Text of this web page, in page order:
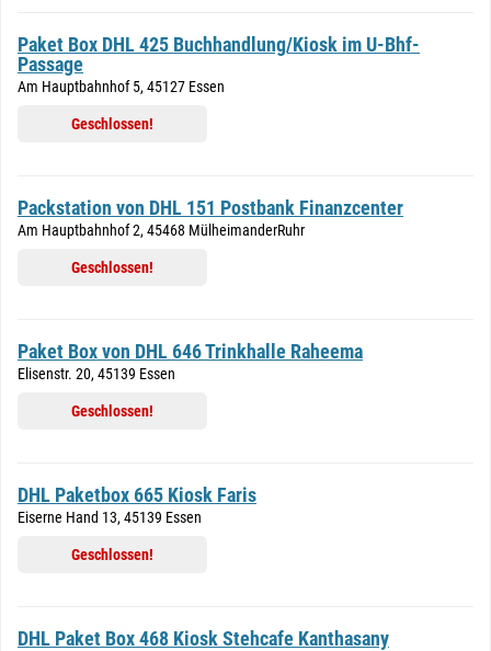
Paket Box DHL 425 Buchhandlung/Kiosk im U-Bhf-
Passage
Am Hauptbahnhof 5, 45127 Essen
Geschlossen!
Packstation von DHL 151 Postbank Finanzcenter
Am Hauptbahnhof 2, 45468 MülheimanderRuhr
Geschlossen!
Paket Box von DHL 646 Trinkhalle Raheema
Elisenstr. 20, 45139 Essen
Geschlossen!
DHL Paketbox 665 Kiosk Faris
Eiserne Hand 13, 45139 Essen
Geschlossen!
DHL Paket Box 468 Kiosk Stehcafe Kanthasany